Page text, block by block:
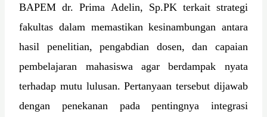
BAPEM dr. Prima Adelin, Sp.PK terkait strategi
fakultas dalam memastikan kesinambungan antara
hasil penelitian, pengabdian dosen, dan capaian
pembelajaran mahasiswa agar berdampak nyata
terhadap mutu lulusan. Pertanyaan tersebut dijawab
dengan penekanan pada pentingnya integrasi